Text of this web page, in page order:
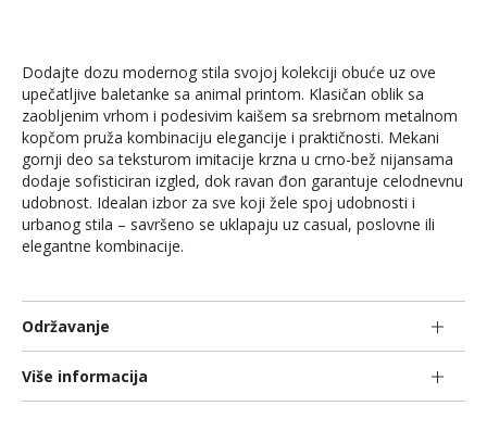
Dodajte dozu modernog stila svojoj kolekciji obuće uz ove
upečatljive baletanke sa animal printom. Klasičan oblik sa
zaobljenim vrhom i podesivim kaišem sa srebrnom metalnom
kopčom pruža kombinaciju elegancije i praktičnosti. Mekani
gornji deo sa teksturom imitacije krzna u crno-bež nijansama
dodaje sofisticiran izgled, dok ravan đon garantuje celodnevnu
udobnost. Idealan izbor za sve koji žele spoj udobnosti i
urbanog stila – savršeno se uklapaju uz casual, poslovne ili
elegantne kombinacije.
Održavanje
Više informacija